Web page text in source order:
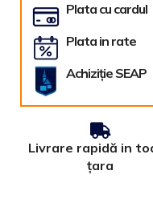
Plata cu cardul
Plata in rate
Achiziție SEAP
Livrare rapidă in
țara